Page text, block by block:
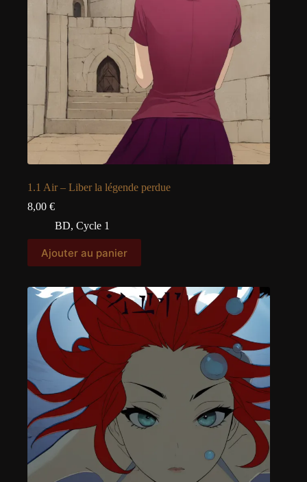
1.1 Air – Liber la légende perdue
8,00 €
BD, Cycle 1
Ajouter au panier